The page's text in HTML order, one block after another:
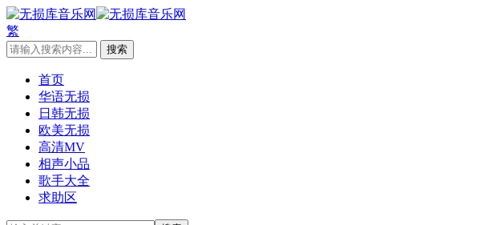
繁
首页
华语无损
日韩无损
欧美无损
高清MV
相声小品
歌手大全
求助区